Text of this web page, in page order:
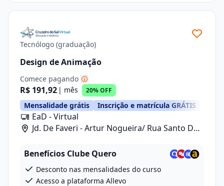
Tecnólogo (graduação)
Design de Animação
Comece pagando
R$ 191,92 | mês 20% OFF
Mensalidade grátis Inscrição e matrícula GRÁTIS
EaD - Virtual
Jd. De Faveri - Artur Nogueira/ Rua Santo De
Benefícios Clube Quero
Desconto nas mensalidades do curso
Acesso a plataforma Allevo